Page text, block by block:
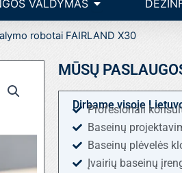
VALDYMAS
robotai FAIRLAND X30
MŪSŲ
Dirbame visoje
Profesionali
Baseinų
Baseinų plėvelės
Įvairių baseinų